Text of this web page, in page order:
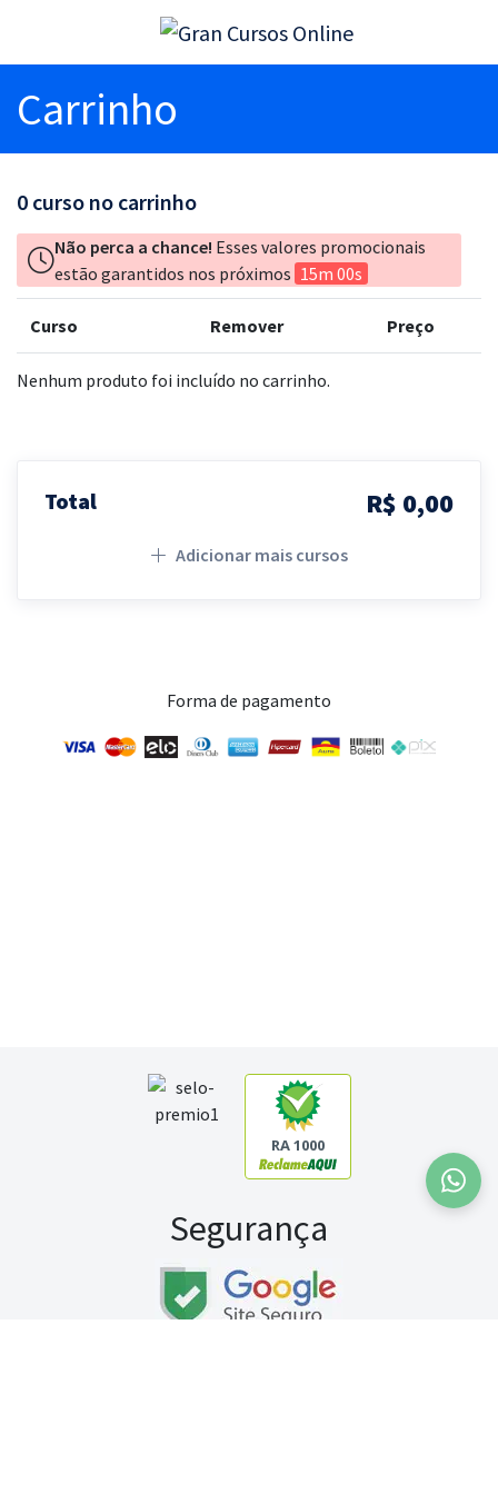
Carrinho
0 curso no carrinho
Não perca a chance! Esses valores promocionais
estão garantidos nos próximos 15m 00s
Curso Remover Preço
Nenhum produto foi incluído no carrinho.
Total R$ 0,00
Adicionar mais cursos
Forma de pagamento
RA 1000
Segurança